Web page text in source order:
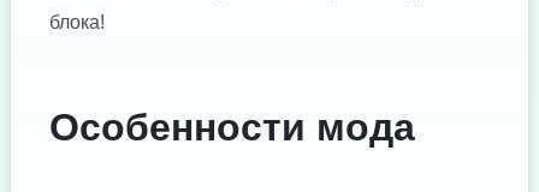
блока!
Особенности мода